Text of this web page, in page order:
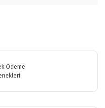
siz yapın!
Ödeme